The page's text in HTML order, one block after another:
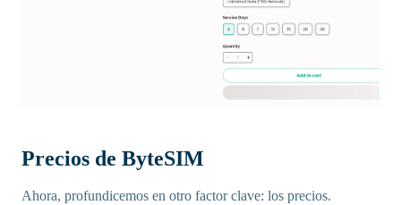
Precios de ByteSIM
Ahora, profundicemos en otro factor clave: los precios.